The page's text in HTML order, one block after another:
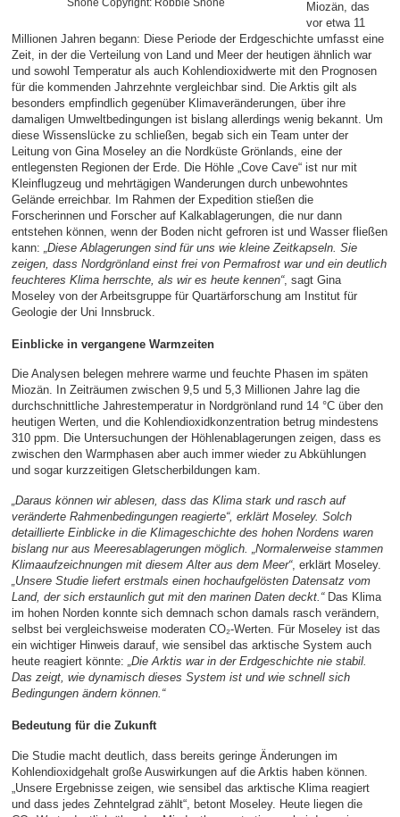
Miozän, das
vor etwa 11
Millionen Jahren begann: Diese Periode der Erdgeschichte umfasst eine
Zeit, in der die Verteilung von Land und Meer der heutigen ähnlich war
und sowohl Temperatur als auch Kohlendioxidwerte mit den Prognosen
für die kommenden Jahrzehnte vergleichbar sind. Die Arktis gilt als
besonders empfindlich gegenüber Klimaveränderungen, über ihre
damaligen Umweltbedingungen ist bislang allerdings wenig bekannt. Um
diese Wissenslücke zu schließen, begab sich ein Team unter der
Leitung von Gina Moseley an die Nordküste Grönlands, eine der
entlegensten Regionen der Erde. Die Höhle „Cove Cave“ ist nur mit
Kleinflugzeug und mehrtägigen Wanderungen durch unbewohntes
Gelände erreichbar. Im Rahmen der Expedition stießen die
Forscherinnen und Forscher auf Kalkablagerungen, die nur dann
entstehen können, wenn der Boden nicht gefroren ist und Wasser fließen
kann: „Diese Ablagerungen sind für uns wie kleine Zeitkapseln. Sie
zeigen, dass Nordgrönland einst frei von Permafrost war und ein deutlich
feuchteres Klima herrschte, als wir es heute kennen“, sagt Gina
Moseley von der Arbeitsgruppe für Quartärforschung am Institut für
Geologie der Uni Innsbruck.
Einblicke in vergangene Warmzeiten
Die Analysen belegen mehrere warme und feuchte Phasen im späten
Miozän. In Zeiträumen zwischen 9,5 und 5,3 Millionen Jahre lag die
durchschnittliche Jahrestemperatur in Nordgrönland rund 14 °C über den
heutigen Werten, und die Kohlendioxidkonzentration betrug mindestens
310 ppm. Die Untersuchungen der Höhlenablagerungen zeigen, dass es
zwischen den Warmphasen aber auch immer wieder zu Abkühlungen
und sogar kurzzeitigen Gletscherbildungen kam.
„Daraus können wir ablesen, dass das Klima stark und rasch auf
veränderte Rahmenbedingungen reagierte“, erklärt Moseley. Solch
detaillierte Einblicke in die Klimageschichte des hohen Nordens waren
bislang nur aus Meeresablagerungen möglich. „Normalerweise stammen
Klimaaufzeichnungen mit diesem Alter aus dem Meer“, erklärt Moseley.
„Unsere Studie liefert erstmals einen hochaufgelösten Datensatz vom
Land, der sich erstaunlich gut mit den marinen Daten deckt.“Das Klima
im hohen Norden konnte sich demnach schon damals rasch verändern,
selbst bei vergleichsweise moderaten CO₂-Werten. Für Moseley ist das
ein wichtiger Hinweis darauf, wie sensibel das arktische System auch
heute reagiert könnte: „Die Arktis war in der Erdgeschichte nie stabil.
Das zeigt, wie dynamisch dieses System ist und wie schnell sich
Bedingungen ändern können.“
Bedeutung für die Zukunft
Die Studie macht deutlich, dass bereits geringe Änderungen im
Kohlendioxidgehalt große Auswirkungen auf die Arktis haben können.
„Unsere Ergebnisse zeigen, wie sensibel das arktische Klima reagiert
und dass jedes Zehntelgrad zählt“, betont Moseley. Heute liegen die